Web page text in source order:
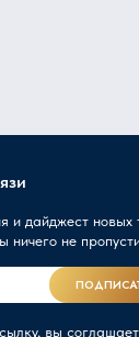
и дайджест новых
ничего не
вы